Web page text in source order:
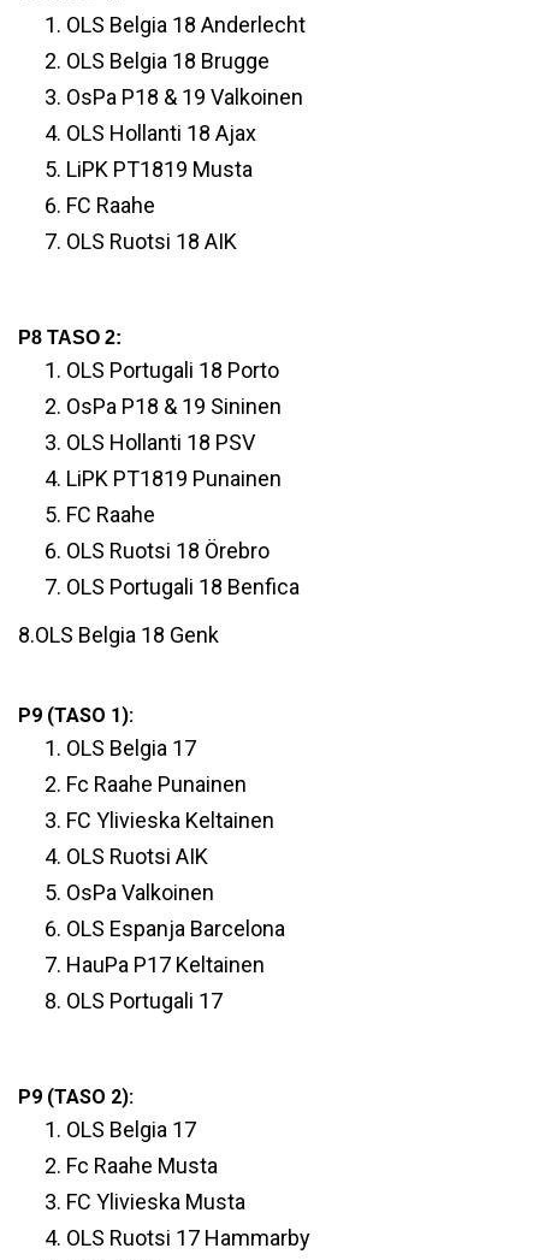
OLS Belgia 18 Anderlecht
OLS Belgia 18 Brugge
OsPa P18 & 19 Valkoinen
OLS Hollanti 18 Ajax
LiPK PT1819 Musta
FC Raahe
OLS Ruotsi 18 AIK
P8 TASO 2:
OLS Portugali 18 Porto
OsPa P18 & 19 Sininen
OLS Hollanti 18 PSV
LiPK PT1819 Punainen
FC Raahe
OLS Ruotsi 18 Örebro
OLS Portugali 18 Benfica
8.OLS Belgia 18 Genk
P9 (TASO 1):
OLS Belgia 17
Fc Raahe Punainen
FC Ylivieska Keltainen
OLS Ruotsi AIK
OsPa Valkoinen
OLS Espanja Barcelona
HauPa P17 Keltainen
OLS Portugali 17
P9 (TASO 2):
OLS Belgia 17
Fc Raahe Musta
FC Ylivieska Musta
OLS Ruotsi 17 Hammarby